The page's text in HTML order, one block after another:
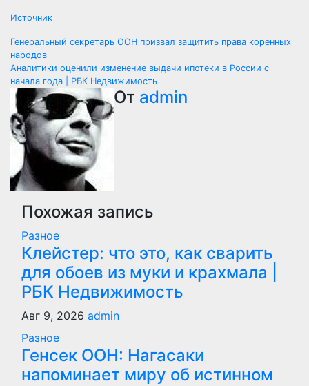
Источник
Навигация
по
записям
Генеральный секретарь ООН призвал защитить права коренных
народов
Аналитики оценили изменение выдачи ипотеки в России с
начала года | РБК Недвижимость
От admin
Похожая запись
Разное
Клейстер: что это, как сварить
для обоев из муки и крахмала |
РБК Недвижимость
Авг 9, 2026 admin
Разное
Генсек ООН: Нагасаки
напоминает миру об истинном